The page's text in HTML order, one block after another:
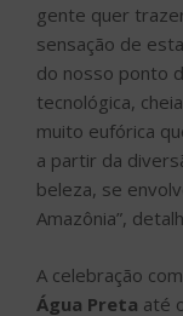
gente quer
sensação de
do nosso ponto
tecnológica,
muito eufórica
a partir da
beleza, se
Amazônia”,
A celebração
Água Preta até